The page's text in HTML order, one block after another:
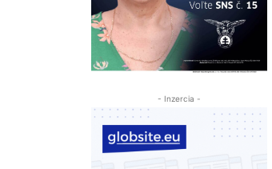
- Inzercia -